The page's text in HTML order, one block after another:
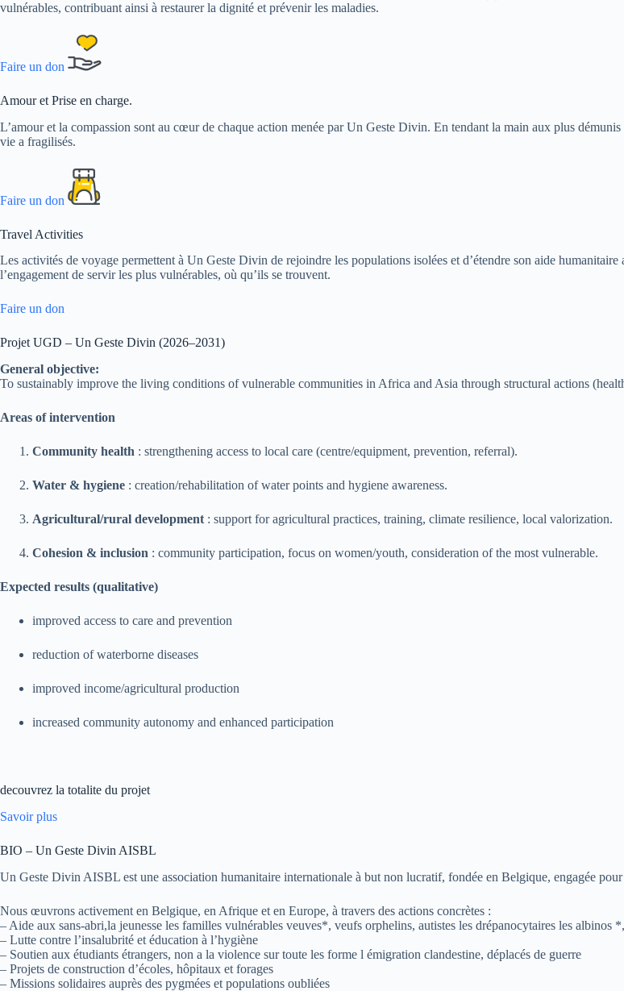
vulnérables, contribuant ainsi à restaurer la dignité et prévenir les maladies.
Faire un don
Amour et Prise en charge.
L’amour et la compassion sont au cœur de chaque action menée par Un Geste Divin. En tendant la main aux plus
vie a fragilisés.
Faire un don
Travel Activities
Les activités de voyage permettent à Un Geste Divin de rejoindre les populations isolées et d’étendre son aide
l’engagement de servir les plus vulnérables, où qu’ils se trouvent.
Faire un don
Projet UGD – Un Geste Divin (2026–2031)
General objective:
To sustainably improve the living conditions of vulnerable communities in Africa and Asia through structural actions
Areas of intervention
Community health : strengthening access to local care (centre/equipment, prevention, referral).
Water & hygiene : creation/rehabilitation of water points and hygiene awareness.
Agricultural/rural development : support for agricultural practices, training, climate resilience, local valorization.
Cohesion & inclusion : community participation, focus on women/youth, consideration of the most vulnerable.
Expected results (qualitative)
improved access to care and prevention
reduction of waterborne diseases
improved income/agricultural production
increased community autonomy and enhanced participation
decouvrez la totalite du projet
Savoir plus
BIO – Un Geste Divin AISBL
Un Geste Divin AISBL est une association humanitaire internationale à but non lucratif, fondée en Belgique, engagée
Nous œuvrons activement en Belgique, en Afrique et en Europe, à travers des actions concrètes :
– Aide aux sans-abri,la jeunesse les familles vulnérables veuves*, veufs orphelins, autistes les drépanocytaires les albinos
– Lutte contre l’insalubrité et éducation à l’hygiène
– Soutien aux étudiants étrangers, non a la violence sur toute les forme l émigration clandestine, déplacés de guerre
– Projets de construction d’écoles, hôpitaux et forages
– Missions solidaires auprès des pygmées et populations oubliées